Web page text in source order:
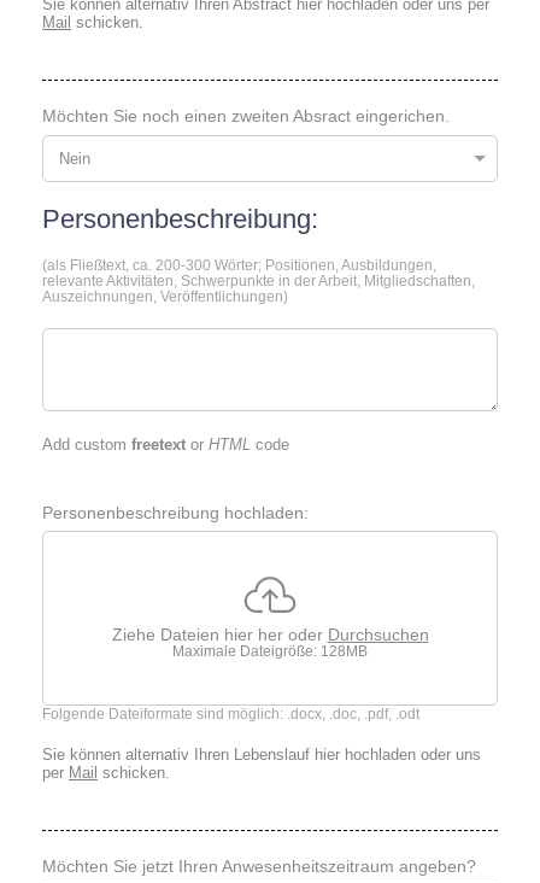
Sie können alternativ Ihren Abstract hier hochladen oder uns per
Mail schicken.
Möchten Sie noch einen zweiten Absract eingerichen.
Personenbeschreibung:
(als Fließtext, ca. 200-300 Wörter; Positionen, Ausbildungen,
relevante Aktivitäten, Schwerpunkte in der Arbeit, Mitgliedschaften,
Auszeichnungen, Veröffentlichungen)
Add custom freetext or HTML code
Personenbeschreibung hochladen:
Ziehe Dateien hier her oder Durchsuchen
Maximale Dateigröße: 128MB
Folgende Dateiformate sind möglich: .docx, .doc, .pdf, .odt
Sie können alternativ Ihren Lebenslauf hier hochladen oder uns
per Mail schicken.
Möchten Sie jetzt Ihren Anwesenheitszeitraum angeben?